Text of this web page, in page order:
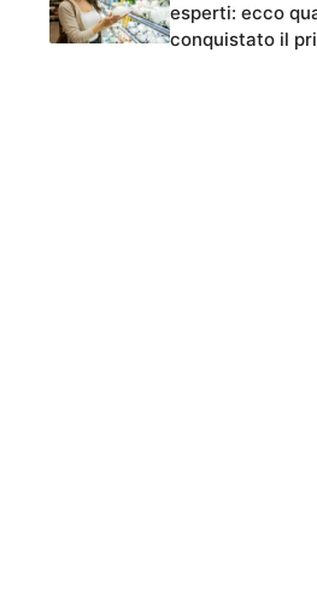
esperti: ecco
conquistato il